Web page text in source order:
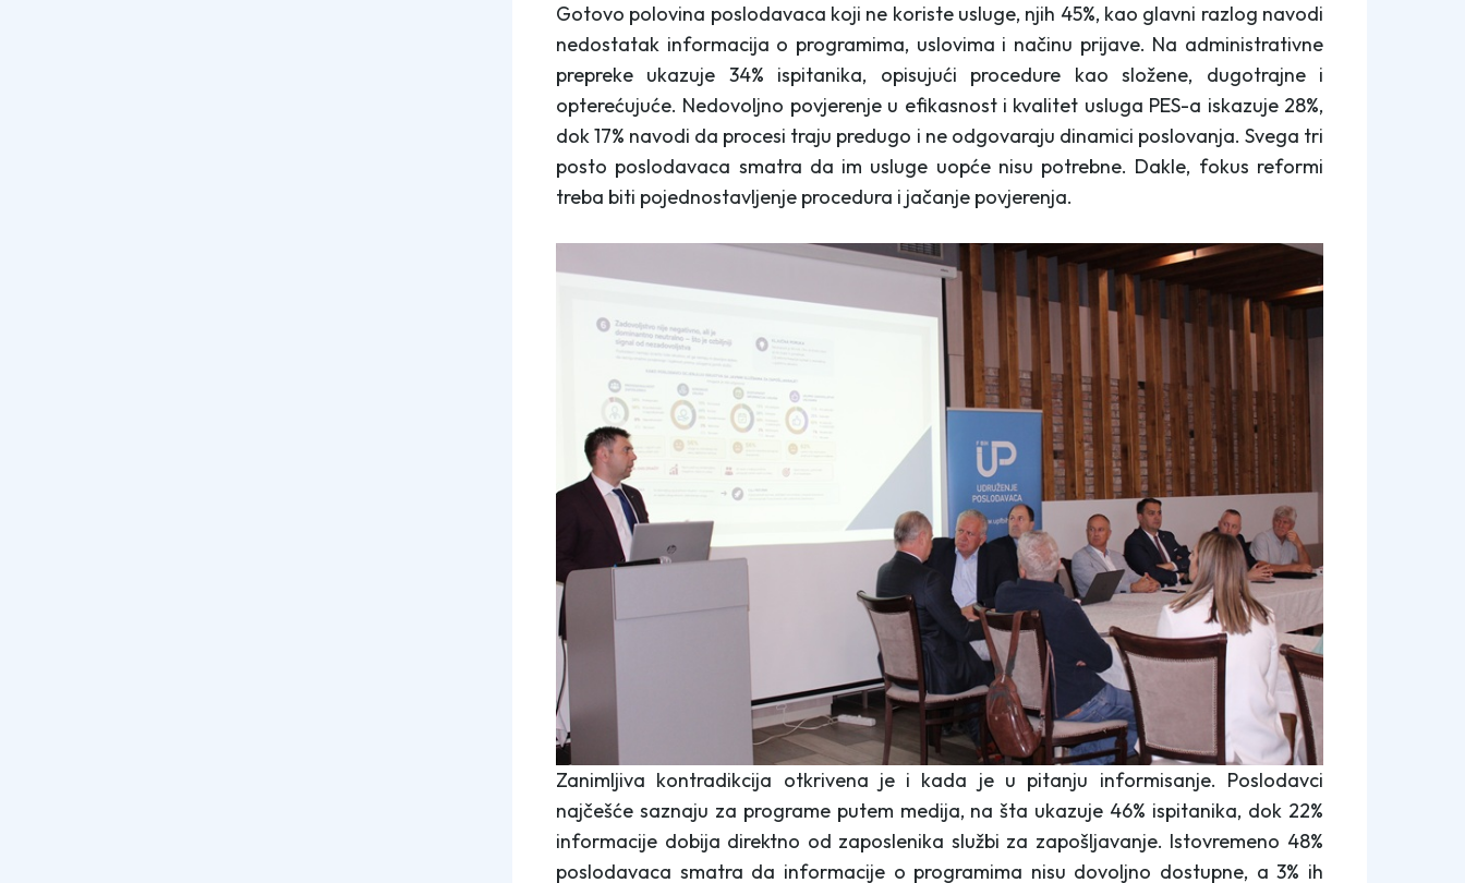
Gotovo polovina poslodavaca koji ne koriste usluge, njih 45%, kao glavni razlog navodi
nedostatak informacija o programima, uslovima i načinu prijave. Na administrativne
prepreke ukazuje 34% ispitanika, opisujući procedure kao složene, dugotrajne i
opterećujuće. Nedovoljno povjerenje u efikasnost i kvalitet usluga PES-a iskazuje 28%,
dok 17% navodi da procesi traju predugo i ne odgovaraju dinamici poslovanja. Svega tri
posto poslodavaca smatra da im usluge uopće nisu potrebne. Dakle, fokus reformi
treba biti pojednostavljenje procedura i jačanje povjerenja.
Zanimljiva kontradikcija otkrivena je i kada je u pitanju informisanje. Poslodavci
najčešće saznaju za programe putem medija, na šta ukazuje 46% ispitanika, dok 22%
informacije dobija direktno od zaposlenika službi za zapošljavanje. Istovremeno 48%
poslodavaca smatra da informacije o programima nisu dovoljno dostupne, a 3% ih